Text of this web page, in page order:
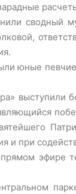
сводный
юные
выступили
и при
эфире